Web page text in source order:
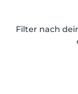
Filter nach